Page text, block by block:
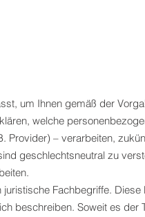
um Ihnen gemäß der
welche
Provider) – verarbeiten,
geschlechtsneutral zu
Fachbegriffe.
beschreiben. Soweit es der